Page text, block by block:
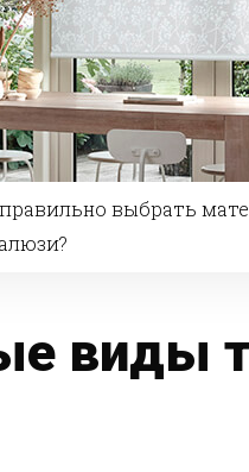
выбрать
виды